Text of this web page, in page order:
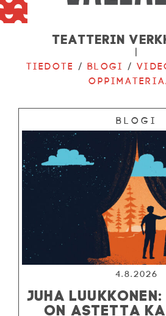
Teatterin
|
Tiedote /Blogi /
Blogi
4.8.2026
JUHA
ON ASTETTA